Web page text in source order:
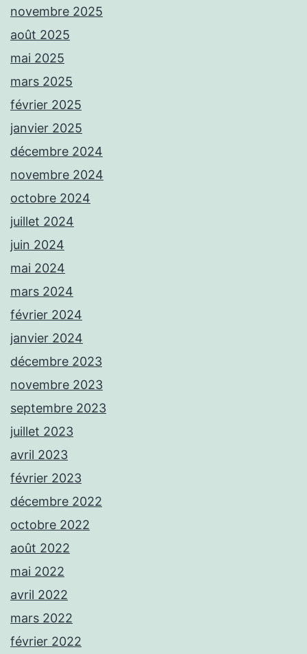
novembre 2025
août 2025
mai 2025
mars 2025
février 2025
janvier 2025
décembre 2024
novembre 2024
octobre 2024
juillet 2024
juin 2024
mai 2024
mars 2024
février 2024
janvier 2024
décembre 2023
novembre 2023
septembre 2023
juillet 2023
avril 2023
février 2023
décembre 2022
octobre 2022
août 2022
mai 2022
avril 2022
mars 2022
février 2022